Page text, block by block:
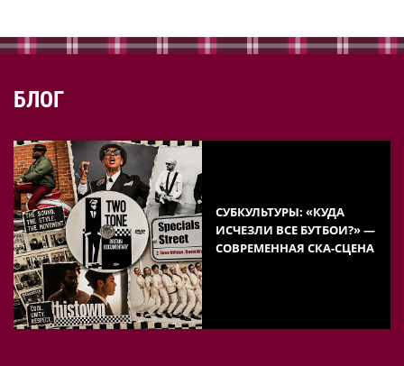
БЛОГ
СУБКУЛЬТУРЫ: «КУДА
ИСЧЕЗЛИ ВСЕ БУТБОИ?» —
СОВРЕМЕННАЯ СКА-СЦЕНА